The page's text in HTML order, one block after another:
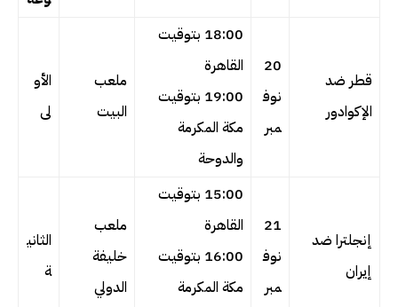
قطر ضد
الإكوادور
20
نوف
مبر
18:00 بتوقيت
القاهرة
19:00 بتوقيت
مكة المكرمة
والدوحة
ملعب
البيت
الأو
لى
إنجلترا ضد
إيران
21
نوف
مبر
15:00 بتوقيت
القاهرة
16:00 بتوقيت
مكة المكرمة
ملعب
خليفة
الدولي
الثاني
ة